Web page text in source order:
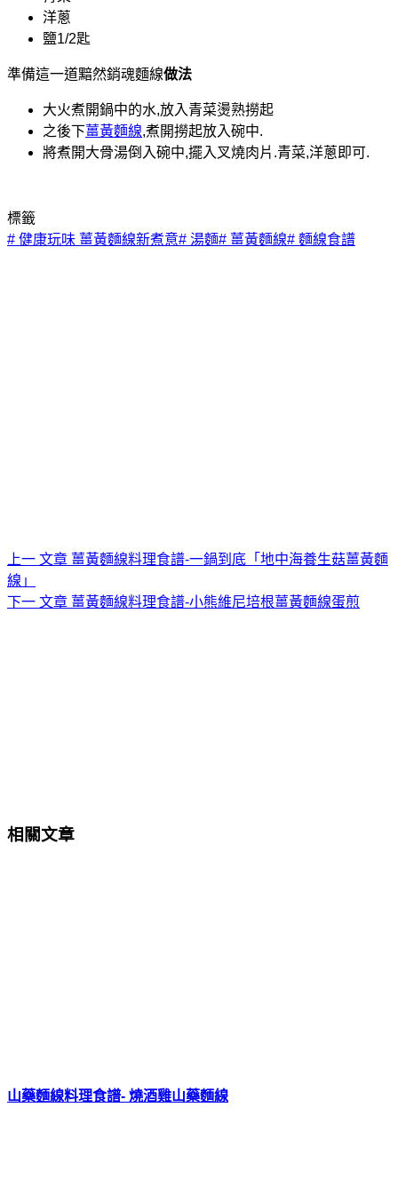
洋蔥
鹽1/2匙
準備這一道黯然銷魂麵線做法
大火煮開鍋中的水,放入青菜燙熟撈起
之後下薑黃麵線,煮開撈起放入碗中.
將煮開大骨湯倒入碗中,擺入叉燒肉片.青菜,洋蔥即可.
標籤
# 健康玩味 薑黃麵線新煮意# 湯麵# 薑黃麵線# 麵線食譜
上一 文章 薑黃麵線料理食譜-一鍋到底「地中海養生菇薑黃麵
線」
下一 文章 薑黃麵線料理食譜-小熊維尼培根薑黃麵線蛋煎
相關文章
山藥麵線料理食譜- 燒酒雞山藥麵線